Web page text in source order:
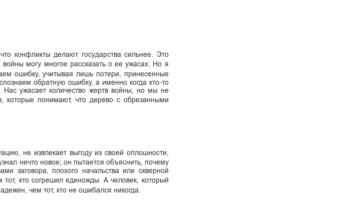
конфликты делают государства сильнее. Это
могу многое рассказать о ее ужасах. Но я
ошибку, учитывая лишь потери, принесенные
обратную ошибку, а именно когда кто-то
ужасает количество жертв войны, но мы не
которые понимают, что дерево с обрезанными
не извлекает выгоду из своей оплошности,
нечто новое; он пытается объяснить, почему
заговора, плохого начальства или скверной
кто согрешил единожды. А человек, который
чем тот, кто не ошибался никогда.